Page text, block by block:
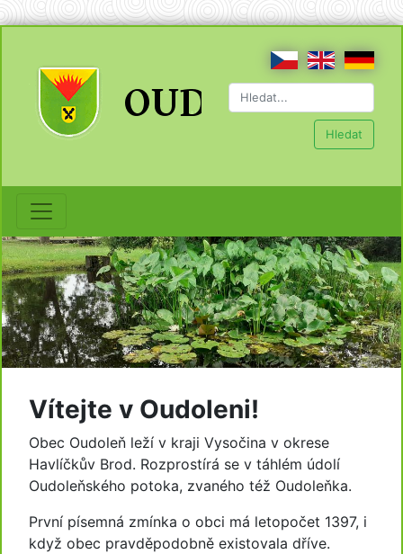
Hledat
Vítejte v Oudoleni!
Obec Oudoleň leží v kraji Vysočina v okrese
Havlíčkův Brod. Rozprostírá se v táhlém údolí
Oudoleňského potoka, zvaného též Oudoleňka.
První písemná zmínka o obci má letopočet 1397, i
když obec pravděpodobně existovala dříve.